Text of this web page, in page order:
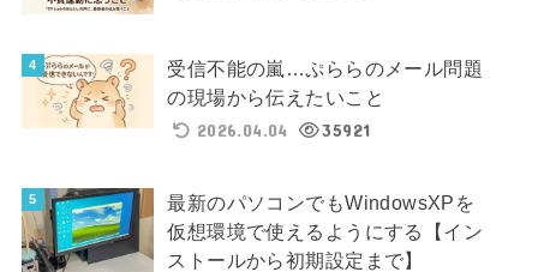
受信不能の嵐…ぷららのメール問題
の現場から伝えたいこと
2026.04.04
35921
最新のパソコンでもWindowsXPを
仮想環境で使えるようにする【イン
ストールから初期設定まで】